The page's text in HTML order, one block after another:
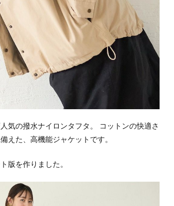
気の撥水ナイロンタフタ。 コットンの快適さ
えた、高機能ジャケットです。
版を作りました。